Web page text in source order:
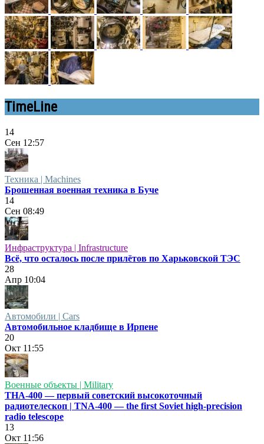
TimeLine
14
Сен 12:57
Техника | Machines
Брошенная военная техника в Буче
14
Сен 08:49
Инфраструктура | Infrastructure
Всё, что осталось после прилётов по Харьковской ТЭС
28
Апр 10:04
Автомобили | Cars
Автомобильное кладбище в Ирпене
20
Окт 11:55
Военные объекты | Military
ТНА-400 — первый советский высокоточный
радиотелескоп | TNA-400 — the first Soviet high-precision
radio telescope
13
Окт 11:56